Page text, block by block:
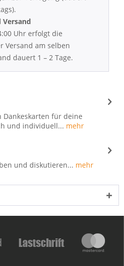
Uhr erfolgt die
Versand am selben
dauert 1 – 2 Tage.
Dankeskarten für deine
und individuell... mehr
und diskutieren... mehr